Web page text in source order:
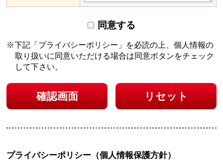
同意する
下記「プライバシーポリシー」を必読の上、個人情報の
取り扱いに同意いただける場合は同意ボタンをチェック
して下さい。
確認画面 リセット
プライバシーポリシー（個人情報保護方針）